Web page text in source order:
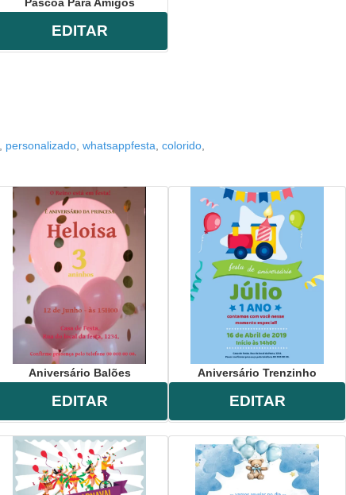
EDITAR
personalizado whatsappfesta colorido
Aniversário Balões
EDITAR
Aniversário Trenzinho
EDITAR